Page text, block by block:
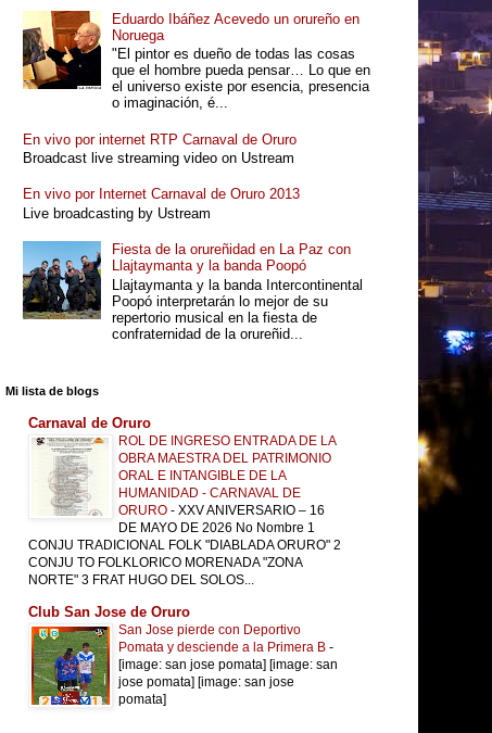
Eduardo Ibáñez Acevedo un orureño en
Noruega
"El pintor es dueño de todas las cosas
que el hombre pueda pensar… Lo que en
el universo existe por esencia, presencia
o imaginación, é...
En vivo por internet RTP Carnaval de Oruro
Broadcast live streaming video on Ustream
En vivo por Internet Carnaval de Oruro 2013
Live broadcasting by Ustream
Fiesta de la orureñidad en La Paz con
Llajtaymanta y la banda Poopó
Llajtaymanta y la banda Intercontinental
Poopó interpretarán lo mejor de su
repertorio musical en la fiesta de
confraternidad de la orureñid...
Mi lista de blogs
Carnaval de Oruro
ROL DE INGRESO ENTRADA DE LA
OBRA MAESTRA DEL PATRIMONIO
ORAL E INTANGIBLE DE LA
HUMANIDAD - CARNAVAL DE
ORURO - XXV ANIVERSARIO – 16
DE MAYO DE 2026 No Nombre 1
CONJU TRADICIONAL FOLK "DIABLADA ORURO" 2
CONJU TO FOLKLORICO MORENADA "ZONA
NORTE" 3 FRAT HUGO DEL SOLOS...
Club San Jose de Oruro
San Jose pierde con Deportivo
Pomata y desciende a la Primera B -
[image: san jose pomata] [image: san
jose pomata] [image: san jose
pomata]